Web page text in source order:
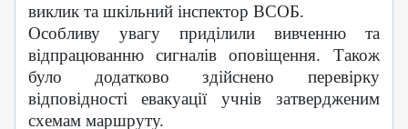
викликта шкільний інспектор ВСОБ.
Особливу увагу приділили вивченню та
відпрацюванню сигналів оповіщення. Також
було додатково здійснено перевірку
відповідності евакуації учнів затвердженим
схемам маршруту.